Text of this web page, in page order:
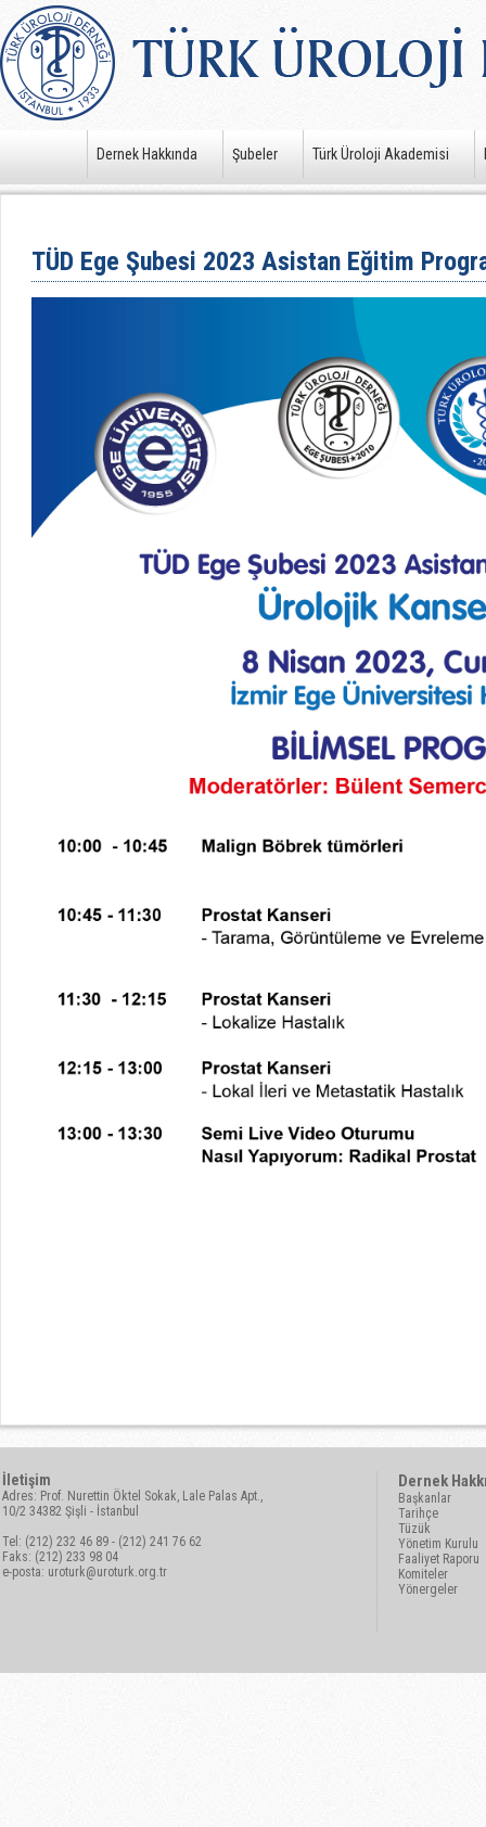
Dernek Hakkında Şubeler Türk Üroloji Akademisi
TÜD Ege Şubesi 2023 Asistan Eğitim
İletişim
Adres: Prof. Nurettin Öktel Sokak, Lale Palas Apt.,
10/2 34382 Şişli - İstanbul
Tel: (212) 232 46 89 - (212) 241 76 62
Faks: (212) 233 98 04
e-posta: uroturk@uroturk.org.tr
Dernek
Başkanlar
Tarihçe
Tüzük
Yönetim Kurulu
Faaliyet Raporu
Komiteler
Yönergeler